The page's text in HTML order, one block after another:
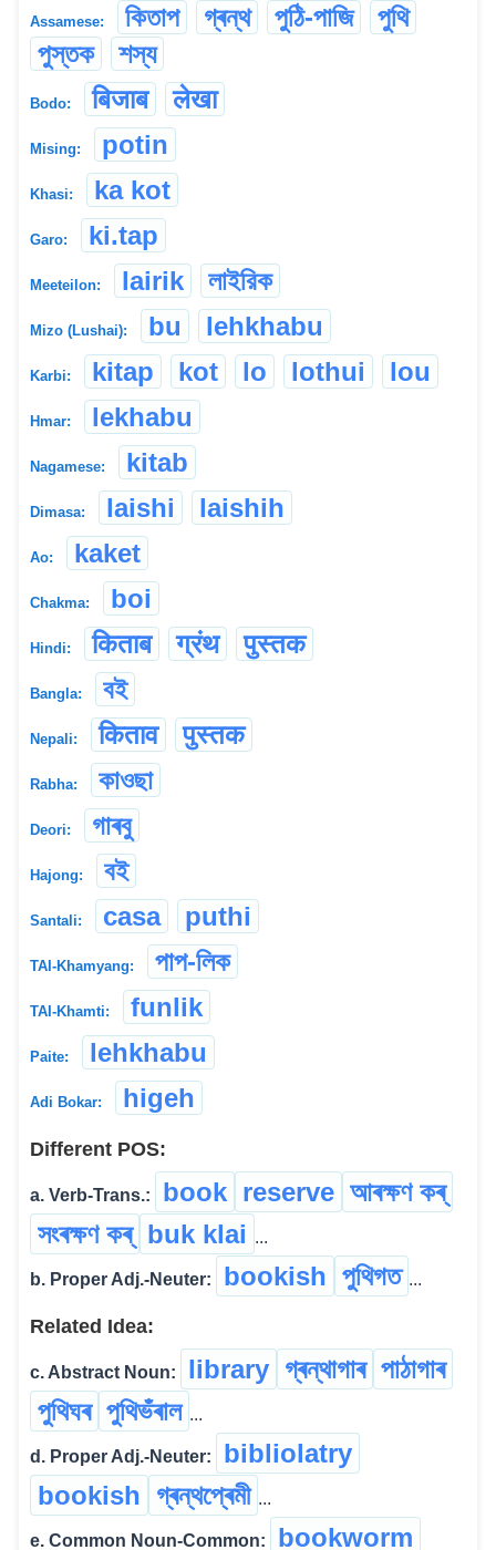
Assamese: কিতাপ গ্ৰন্থ পুঠি-পাজি
পুথি
পুস্তক
শস্য
Bodo: बिजाब लेखा
Mising: potin
Khasi: ka kot
Garo: ki.tap
Meeteilon: lairik লাইরিক
Mizo (Lushai): bu lehkhabu
Karbi: kitap kot lo lothui lou
Hmar: lekhabu
Nagamese: kitab
Dimasa: laishi laishih
Ao: kaket
Chakma: boi
Hindi: किताब ग्रंथ पुस्तक
Bangla: বই
Nepali: किताव पुस्तक
Rabha: কাওছা
Deori: গাৰবু
Hajong: বই
Santali: casa puthi
TAI-Khamyang: পাপ-লিক
TAI-Khamti: funlik
Paite: lehkhabu
Adi Bokar: higeh
Different POS:
a. Verb-Trans.: book reserve আৰক্ষণ কৰ্
সংৰক্ষণ কৰ্ buk klai ...
b. Proper Adj.-Neuter: bookish পুথিগত ...
Related Idea:
c. Abstract Noun: library গ্ৰন্থাগাৰ পাঠাগাৰ
পুথিঘৰ পুথিভঁৰাল ...
d. Proper Adj.-Neuter:
bibliolatry
bookish গ্ৰন্থপ্ৰেমী ...
e. Common Noun-Common: bookworm